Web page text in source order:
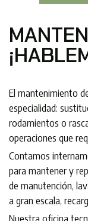
El mantenimiento
especialidad:
rodamientos o
operaciones que
Contamos
para mantener y
de manutención,
a gran escala,
Nuestra oficina